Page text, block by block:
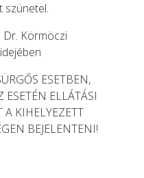
szünetel.
Dr. Körmöczi
ESETBEN,
ELLÁTÁSI
A KIHELYEZETT
BEJELENTENI!